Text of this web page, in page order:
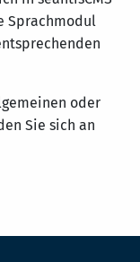
Sprachmodul
oder
Sie sich an